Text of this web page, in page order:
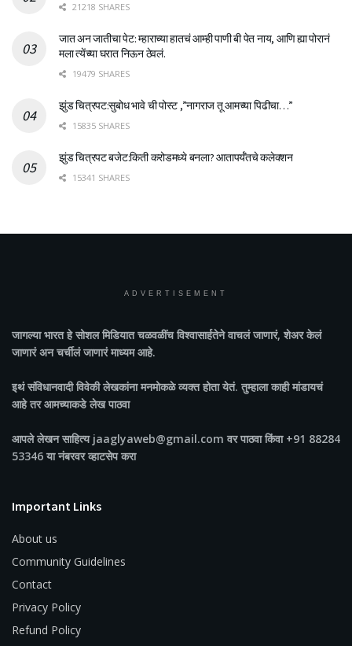
21218 SHARES
जात अन जातीचा पेट: म्हाराच्या हातचं आम्ही पाणी बी पेत नाय, आणि ह्या पोरानं
मला त्येंच्या घरात निऊन ठेवलं.
19479 SHARES
झुंड चित्रपट:सुबोध भावे ची पोस्ट ,”नागराज तू आमच्या पिढीचा…”
15835 SHARES
झुंड चित्रपट बजेट:किती करोडमध्ये बनला? आतापर्यँतचे कलेक्शन
15341 SHARES
ADVERTISEMENT
जागल्या भारतहे सोशल मिडियात चळवळींच विश्वासार्हतेने वाचलं जाणारं, शेअर केलं
जाणारं अन चर्चीलं जाणारं माध्यम आहे.
इथं संविधानवादी विवेकी लेखकांना मनमोकळे व्यक्त होता येतं. तुम्हाला काही मांडायचं
आहे तर आमच्याकडे लेख पाठवा
आपले लेखन साहित्य jaaglyaweb@gmail.com वर पाठवा किंवा +91 88284
53346 या नंबरवर व्हाटसेप करा
Important Links
About us
Community Guidelines
Contact
Privacy Policy
Refund Policy